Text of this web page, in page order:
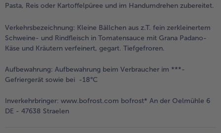
Pasta, Reis oder Kartoffelpüree und im Handumdrehen zubereitet.
Verkehrsbezeichnung: Kleine Bällchen aus z.T. fein zerkleinertem
Schweine- und Rindfleisch in Tomatensauce mit Grana Padano-
Käse und Kräutern verfeinert, gegart. Tiefgefroren.
Aufbewahrung: Aufbewahrung beim Verbraucher im ***-
Gefriergerät sowie bei -18°C
Inverkehrbringer: www.bofrost.com bofrost* An der Oelmühle 6
DE - 47638 Straelen